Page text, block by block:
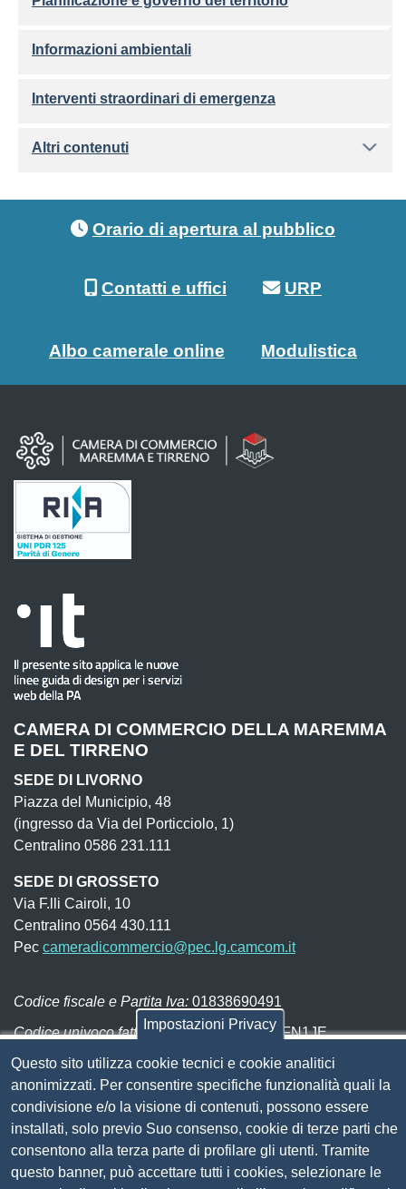
Informazioni ambientali
Interventi straordinari di emergenza
Altri contenuti
Orario di apertura al pubblico
Contatti e uffici URP
Albo camerale online Modulistica
CAMERA DI COMMERCIO DELLA MAREMMA
E DEL TIRRENO
SEDE DI LIVORNO
Piazza del Municipio, 48
(ingresso da Via del Porticciolo, 1)
Centralino 0586 231.111
SEDE DI GROSSETO
Via F.lli Cairoli, 10
Centralino 0564 430.111
Pec cameradicommercio@pec.lg.camcom.it
Codice fiscale e Partita Iva: 01838690491
Codice univoco fatturazione elettronica:UFN1JE
Pagare con PagoPA
Seguici su
Sito web
Amministrazione trasparente
Impostazioni Privacy
Questo sito utilizza cookie tecnici e cookie analitici
anonimizzati. Per consentire specifiche funzionalità quali la
condivisione e/o la visione di contenuti, possono essere
installati, solo previo Suo consenso, cookie di terze parti che
consentono alla terza parte di profilare gli utenti. Tramite
questo banner, può accettare tutti i cookies, selezionare le